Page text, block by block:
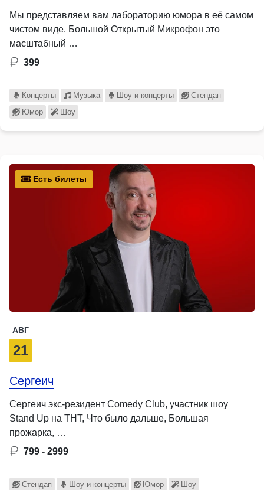
Мы представляем вам лабораторию юмора в её самом
чистом виде. Большой Открытый Микрофон это
масштабный …
399
Концерты Музыка Шоу и концерты
Стендап
Юмор
Шоу
Есть билеты
АВГ
21
Сергеич
Сергеич экс-резидент Comedy Club, участник шоу
Stand Up на ТНТ, Что было дальше, Большая
прожарка, …
799 - 2999
Стендап Шоу и концерты Юмор Шоу